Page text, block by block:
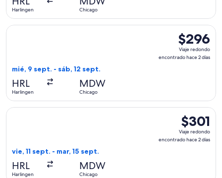
Harlingen Chicago
$296
Viaje
redondo,
$296
Viaje redondo
encontrado hace 2 días
mié, 9 sept. - sáb, 12 sept.
HRL
Harlingen
MDW
Chicago
Seleccionar vuelo de Southwest Airlines, con salida el mié,
$301
Viaje
redondo,
$301
Viaje redondo
encontrado hace 2 días
vie, 11 sept. - mar, 15 sept.
HRL
Harlingen
MDW
Chicago
Seleccionar vuelo de Southwest Airlines, con salida el vie,